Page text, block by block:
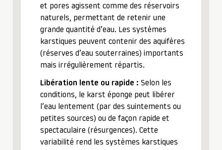
et pores agissent comme des réservoirs
naturels, permettant de retenir une
grande quantité d’eau. Les systèmes
karstiques peuvent contenir des aquifères
(réserves d’eau souterraines) importants
mais irrégulièrement répartis.
Libération lente ou rapide : Selon les
conditions, le karst éponge peut libérer
l’eau lentement (par des suintements ou
petites sources) ou de façon rapide et
spectaculaire (résurgences). Cette
variabilité rend les systèmes karstiques